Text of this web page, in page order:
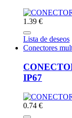
1.39 €
Lista de deseos
Conectores
IP67
0.74 €